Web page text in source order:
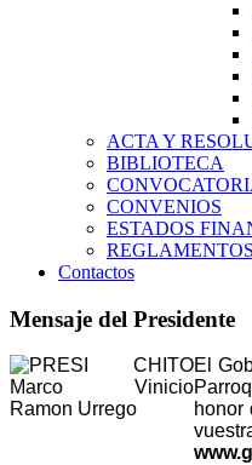
ACTA Y
BIBLIOTECA
CONVENIOS
ESTADOS
REGLAMENTOS
Contactos
Mensaje del Presidente
El
honor